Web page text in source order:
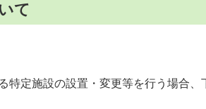
て
特定施設の設置・変更等を行う場合、